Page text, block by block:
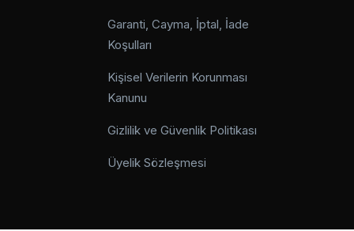
Garanti, Cayma, İptal, İade
Koşulları
Kişisel Verilerin Korunması
Kanunu
Gizlilik ve Güvenlik Politikası
Üyelik Sözleşmesi